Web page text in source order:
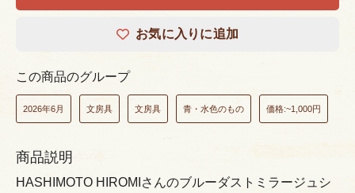
お気に入りに追加
この商品のグループ
2026年6月 文房具 文房具 青・水色のもの 価格:~1,000円
商品説明
HASHIMOTO HIROMIさんのブルーダストミラージュシ